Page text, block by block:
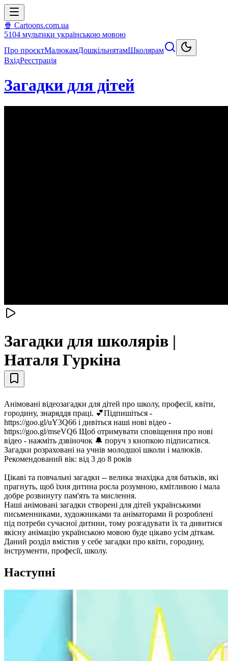
🍿 Cartoons.com.ua
5104 мультики українською мовою
Про проєктМалюкамДошкільнятамШколярам
ВхідРеєстрація
Загадки для дітей
Загадки для школярів |
Наталя Гуркіна
Анімовані відеозагадки для дітей про школу, професії, квіти,
городину, знаряддя праці. 💕Підпишіться -
https://goo.gl/uY3Q66 і дивіться наші нові відео -
https://goo.gl/mseVQ6 Щоб отримувати сповіщення про нові
відео - нажміть дзвіночок 🔔 поруч з кнопкою підписатися.
Загадки розраховані на учнів молодшої школи і малюків.
Рекомендований вік: від 3 до 8 років
Цікаві та повчальні загадки -- велика знахідка для батьків, які
прагнуть, щоб їхня дитина росла розумною, кмітливою і мала
добре розвинуту пам'ять та мислення.
Наші анімовані загадки створені для дітей українськими
письменниками, художниками та аніматорами й розроблені
під потреби сучасної дитини, тому розгадувати їх та дивитися
якісну анімацію українською мовою буде цікаво усім діткам.
Даний розділ вмістив у себе загадки про квіти, городину,
інструменти, професії, школу.
Наступні